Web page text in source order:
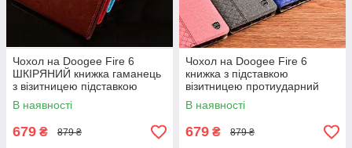
Чохол на Doogee Fire 6
ШКІРЯНИЙ книжка гаманець
з візитницею підставкою
протиударний "BENTYAGA"
В наявності
679 ₴ 879 ₴
Чохол на Doogee Fire 6
книжка з підставкою
візитницею протиударний
магнітний вологостійкий
"PRIVILEGE"
В наявності
679 ₴ 879 ₴